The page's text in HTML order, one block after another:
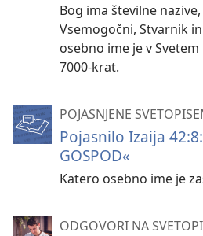
Bog ima številne
Vsemogočni, Stvarnik
osebno ime je v
7000-krat.
POJASNJENE
Pojasnilo Izaija
GOSPOD«
Katero osebno ime je
ODGOVORI NA